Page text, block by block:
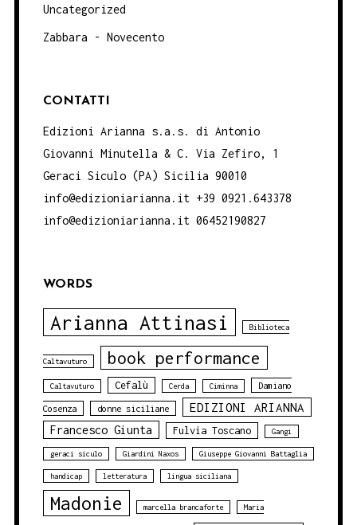
Uncategorized
Zabbara - Novecento
CONTATTI
Edizioni Arianna s.a.s. di Antonio
Giovanni Minutella & C. Via Zefiro, 1
Geraci Siculo (PA) Sicilia 90010
info@edizioniarianna.it +39 0921.643378
info@edizioniarianna.it 06452190827
WORDS
Arianna Attinasi Biblioteca
Caltavuturo book performance
Caltavuturo Cefalù Cerda Ciminna Damiano
Cosenza donne siciliane EDIZIONI ARIANNA
Francesco Giunta Fulvia Toscano Gangi
geraci siculo Giardini Naxos Giuseppe Giovanni Battaglia
handicap letteratura lingua siciliana
Madonie marcella brancaforte Maria